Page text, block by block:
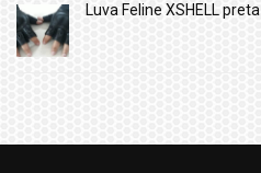
Luva Feline XSHELL preta